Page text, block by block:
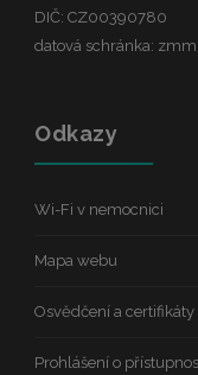
DIČ: CZ00390780
datová schránka:
Odkazy
Wi-Fi v nemocnici
Mapa webu
Osvědčení a certifikáty
Prohlášení o